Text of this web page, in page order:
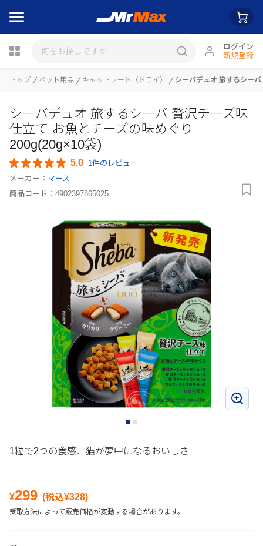
ログイン
新規登録
瓶詰
トップ ペット用品 キャットフード（ドライ） シーバデュオ 旅するシー
シーバデュオ 旅するシーバ 贅沢チーズ味
仕立て お魚とチーズの味めぐり
200g(20g×10袋)
5.0 1件のレビュー
メーカー： マース
商品コード： 4902397865025
1粒で2つの食感、猫が夢中になるおいしさ
¥299 (税込¥328)
受取方法によって販売価格が変動する場合があります。